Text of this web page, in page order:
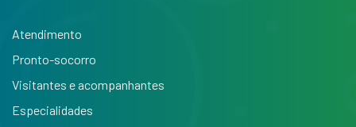
Atendimento
Pronto-socorro
Visitantes e acompanhantes
Especialidades